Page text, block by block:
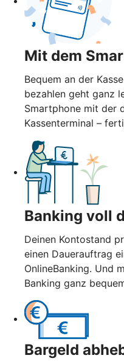
Mit dem
Bequem an der
bezahlen geht ganz
Smartphone mit der
Kassenterminal –
Banking voll
Deinen Kontostand
einen Dauerauftrag
OnlineBanking. Und
Banking ganz
Bargeld